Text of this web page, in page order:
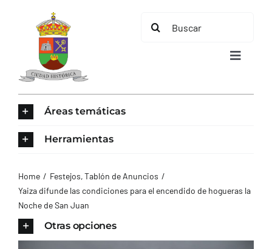
contenido
Buscar:
Toggle
AYUNTAMIENTO
Áreas temáticas
Herramientas
Home Festejos Tablón de Anuncios
Yaiza difunde las condiciones para el encendido de hogueras la
Noche de San Juan
Otras opciones